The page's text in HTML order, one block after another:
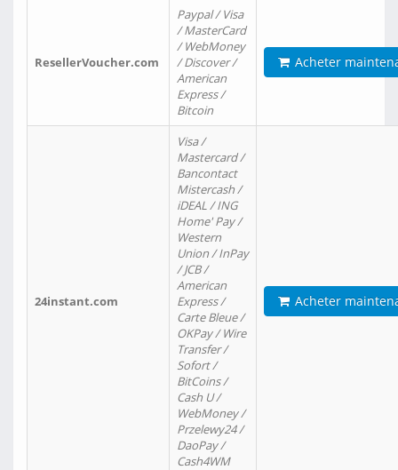
ResellerVoucher.com
Paypal / Visa
/ MasterCard
/ WebMoney
/ Discover /
American
Express /
Bitcoin
Acheter
24instant.com
Visa /
Mastercard /
Bancontact
Mistercash /
iDEAL / ING
Home' Pay /
Western
Union / InPay
/ JCB /
American
Express /
Carte Bleue /
OKPay / Wire
Transfer /
Sofort /
BitCoins /
Cash U /
WebMoney /
Przelewy24 /
DaoPay /
Cash4WM
Acheter